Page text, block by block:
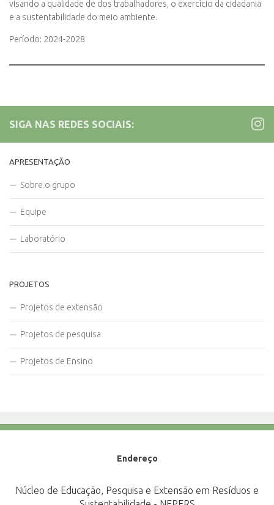
visando a qualidade de dos trabalhadores, o exercício da cidadania
e a sustentabilidade do meio ambiente.
Período: 2024-2028
SIGA NAS REDES SOCIAIS:
APRESENTAÇÃO
Sobre o grupo
Equipe
Laboratório
PROJETOS
Projetos de extensão
Projetos de pesquisa
Projetos de Ensino
Endereço
Núcleo de Educação, Pesquisa e Extensão em Resíduos e